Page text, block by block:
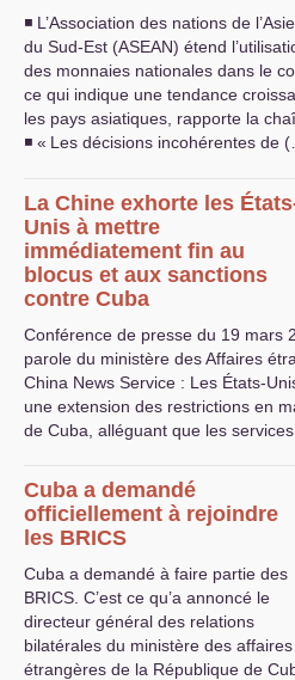
◾ L’Association des nations de l’Asie
du Sud-Est (ASEAN) étend
des monnaies nationales dans le
ce qui indique une tendance
les pays asiatiques, rapporte la
◾ « Les décisions incohérentes de
La Chine exhorte les
Unis à mettre
immédiatement fin au
blocus et aux sanctions
contre Cuba
Conférence de presse du 19 mars
parole du ministère des Affaires
China News Service : Les États-
une extension des restrictions en
de Cuba, alléguant que les
Cuba a demandé
officiellement à rejoindre
les BRICS
Cuba a demandé à faire partie des
BRICS . C’est ce qu’a annoncé le
directeur général des relations
bilatérales du ministère des affaires
étrangères de la République de